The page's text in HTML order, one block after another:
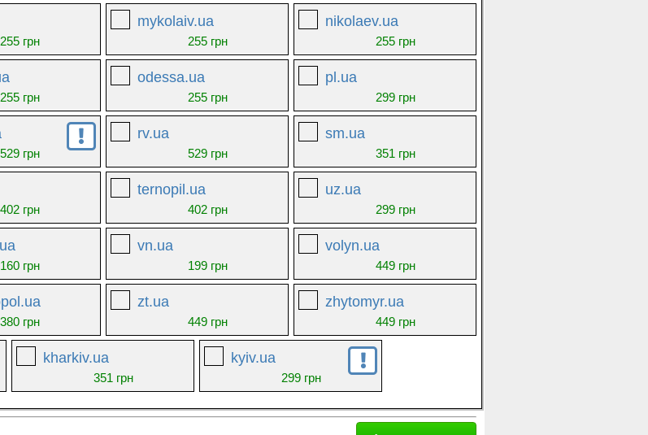
255 грн
mykolaiv.ua
255 грн
nikolaev.ua
255 грн
255 грн
odessa.ua
255 грн
pl.ua
299 грн
529 грн
rv.ua
529 грн
sm.ua
351 грн
402 грн
ternopil.ua
402 грн
uz.ua
299 грн
160 грн
vn.ua
199 грн
volyn.ua
449 грн
380 грн
zt.ua
449 грн
zhytomyr.ua
449 грн
kharkiv.ua
351 грн
kyiv.ua
299 грн